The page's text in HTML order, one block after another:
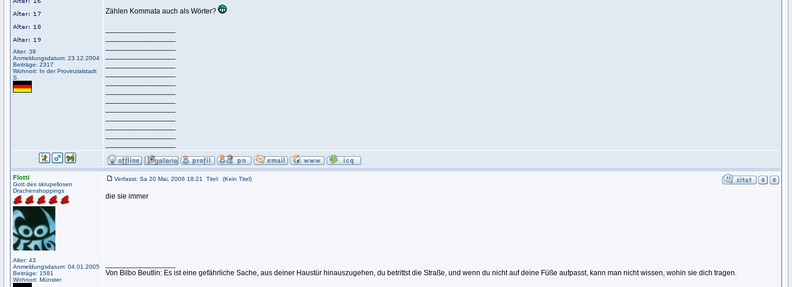
Alter: 39
Anmeldungsdatum: 23.12.2004
Beiträge: 2317
Wohnort: In der Provinzialstadt
S.
Zählen Kommata auch als Wörter?
Flotti
Gott des skrupellosen
Drachenshoppings
Alter: 43
Anmeldungsdatum: 04.01.2005
Beiträge: 1581
Wohnort: Münster
Verfasst: Sa 20 Mai, 2006 18:21 Titel: (Kein Titel)
die sie immer
Von Bilbo Beutlin: Es ist eine gefährliche Sache, aus deiner Haustür hinauszugehen, du betrittst die Straße, und wenn du nicht auf deine Füße aufpasst, kann man nicht wissen, wohin sie dich tragen.